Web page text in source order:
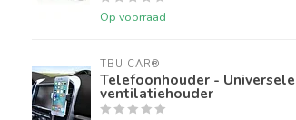
Op voorraad
TBU CAR®
Telefoonhouder - Universele
ventilatiehouder